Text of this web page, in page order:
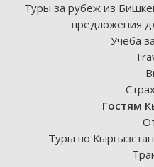
Туры за рубеж из
предложения
Учеба
Гостям
Туры по